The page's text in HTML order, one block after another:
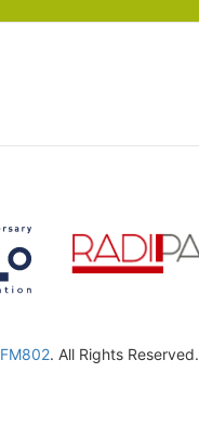
FM802. All Rights Reserved.